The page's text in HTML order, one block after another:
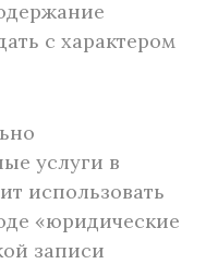
с характером
услуги в
использовать
«юридические
записи